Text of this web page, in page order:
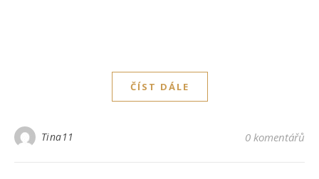
ČÍST DÁLE
Tina11 0 komentářů